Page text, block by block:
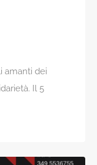
amanti dei
Il 5